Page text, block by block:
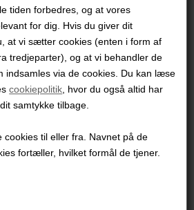
tiden forbedres, og at vores
for dig. Hvis du giver dit
at vi sætter cookies (enten i form af
tredjeparter), og at vi behandler de
indsamles via de cookies. Du kan læse
cookiepolitik , hvor du også altid har
samtykke tilbage.
til eller fra. Navnet på de
fortæller, hvilket formål de tjener.
kunstneren: